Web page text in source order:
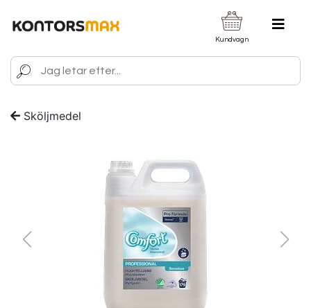
Kundvagn
Sköljmedel